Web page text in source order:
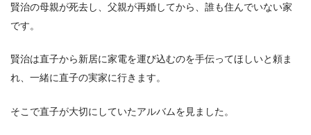
賢治の母親が死去し、父親が再婚してから、誰も住んでいない家
です。
賢治は直子から新居に家電を運び込むのを手伝ってほしいと頼ま
れ、一緒に直子の実家に行きます。
そこで直子が大切にしていたアルバムを見ました。